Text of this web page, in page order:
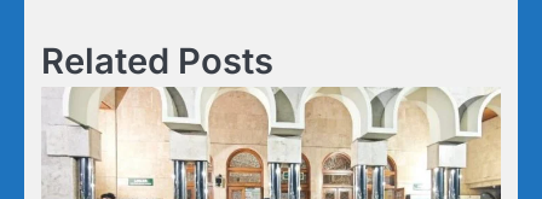
Related Posts